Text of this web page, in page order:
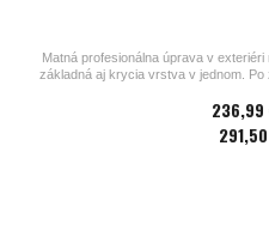
Matná profesionálna úprava v
základná aj krycia vrstva v jednom. Po
2. náter
Prosím vložte číslo nižšie odtieňu
236,99